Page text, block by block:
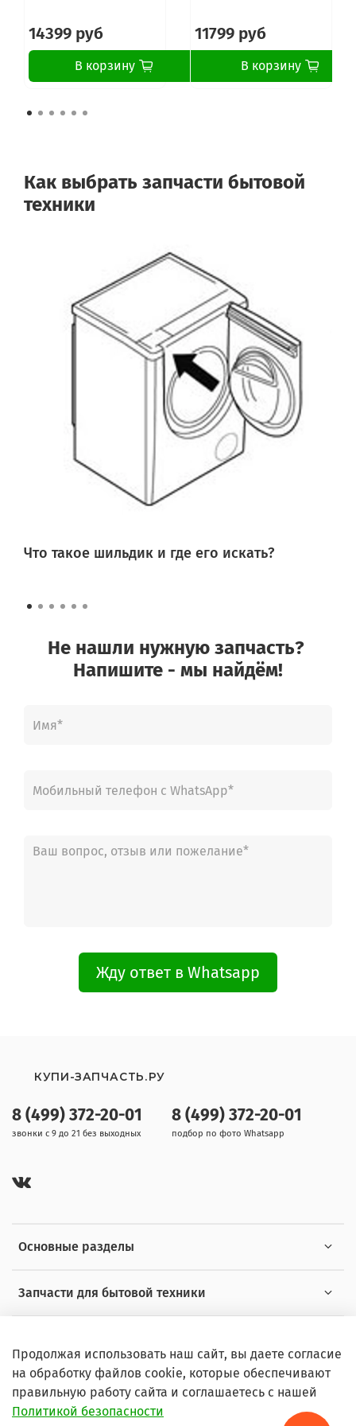
INDESIT LISA 111 (FR)
INDESIT WI 11 (FR)
SCHOLTES MLE 12 X
SCHOLTES MLSE 12 X
14399 руб
В корзину
11799 руб
В корзину
Как выбрать запчасти бытовой
техники
Что такое шильдик и где его искать?
Не нашли нужную запчасть?
Напишите - мы найдём!
Жду ответ в Whatsapp
Основные разделы
Запчасти для бытовой техники
8 (499) 372-20-01
звонки с 9 до 21 без выходных
8 (499) 372-20-01
подбор по фото Whatsapp
КУПИ-ЗАПЧАСТЬ.РУ
Продолжая использовать наш сайт, вы даете согласие
на обработку файлов cookie, которые обеспечивают
правильную работу сайта и соглашаетесь с нашей
Политикой безопасности